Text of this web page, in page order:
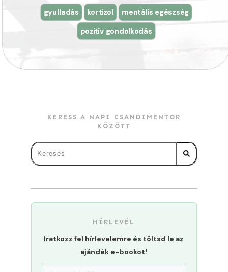
gyulladás kortizol
mentális egészség
pozitív gondolkodás
KERESS A NAPI CSANDIMENTOR
KÖZÖTT
HÍRLEVÉL
Iratkozz fel hírlevelemre és töltsd le az
ajándék e-bookot!